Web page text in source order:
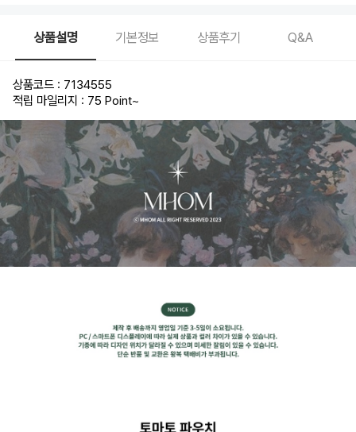
상품설명 기본정보 상품후기 Q&A
상품코드 : 7134555
적립 마일리지 : 75 Point~